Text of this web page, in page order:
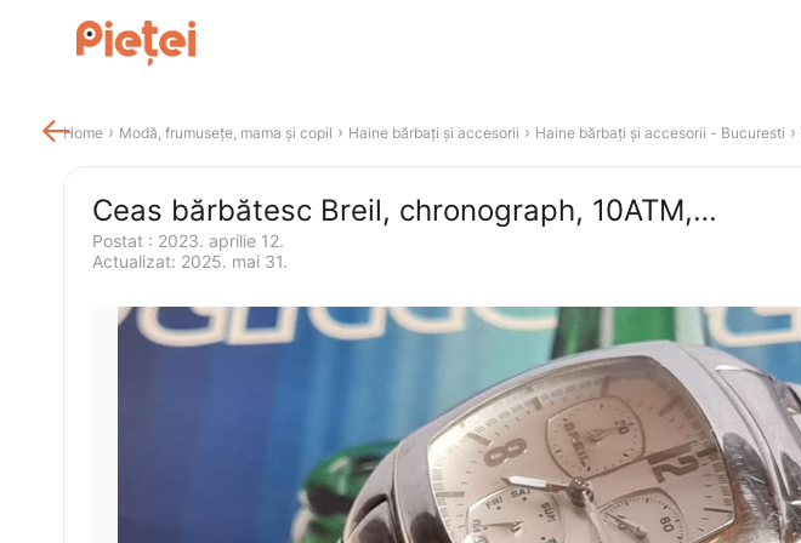
Home › Modă, frumusețe, mama și copil › Haine bărbați și accesorii › Haine bărbați și accesorii - Bucuresti ›
Ceas bărbătesc Breil, chronograph, 10ATM, original, nefuncțional
Postat : 2023. aprilie 12.
Actualizat: 2025. mai 31.